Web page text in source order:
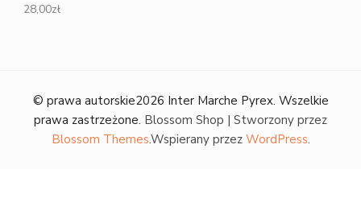
28,00zł
© prawa autorskie2026 Inter Marche Pyrex. Wszelkie
prawa zastrzeżone. Blossom Shop | Stworzony przez
Blossom Themes.Wspierany przez WordPress.